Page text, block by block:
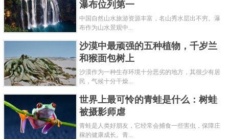
瀑布位列第一
中国自然山水旅游资源丰富，名山秀水层出不穷。瀑
布作为山水景观中...
沙漠中最顽强的五种植物，千岁兰
和猴面包树上
沙漠作为一种生存环境十分恶劣的地方，其很少有居
民，气候十分干燥...
世界上最可怜的青蛙是什么：树蛙
被摄影师​虐
青蛙是人类好朋友，它经常会捕食一些害虫，保障庄
稼的健康成长。青...